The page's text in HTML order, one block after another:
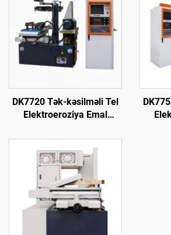
DK7720 Tək-kəsilməli Tel
Elektroeroziya Emal